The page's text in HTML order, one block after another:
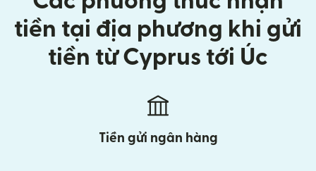
tiền tại địa phương khi gửi
tiền từ Cyprus tới Úc
Tiền gửi ngân hàng